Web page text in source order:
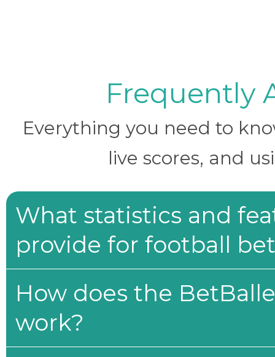
Frequently
Everything you need to
live scores, and
What statistics and
provide for football
How does the
work?